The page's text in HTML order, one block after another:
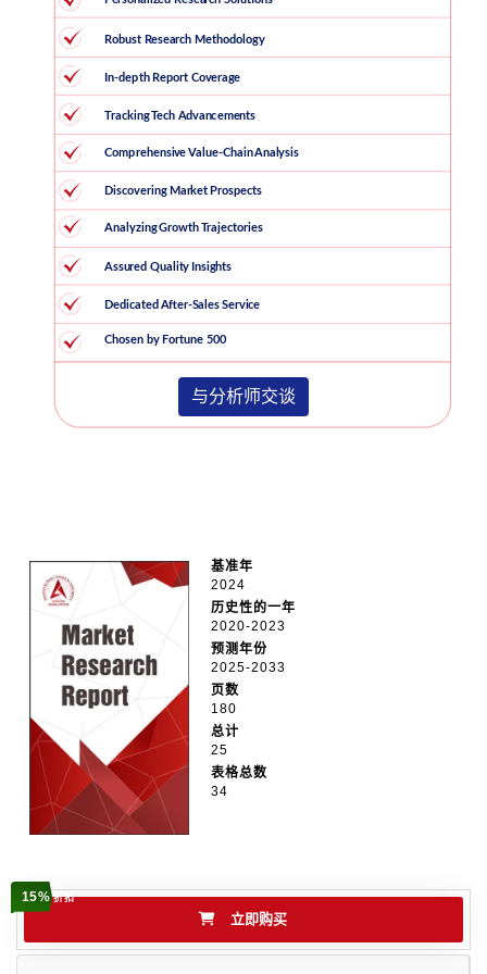
与分析师交谈
基准年
2024
历史性的一年
2020-2023
预测年份
2025-2033
页数
180
总计
25
表格总数
34
15%折扣
立即购买